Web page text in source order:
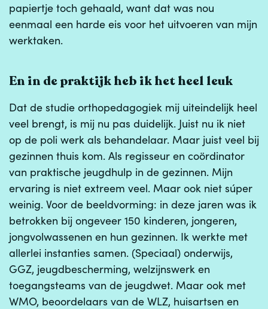
papiertje toch gehaald, want dat was nou
eenmaal een harde eis voor het uitvoeren van mijn
werktaken.
En in de praktijk heb ik het heel leuk
Dat de studie orthopedagogiek mij uiteindelijk heel
veel brengt, is mij nu pas duidelijk. Juist nu ik niet
op de poli werk als behandelaar. Maar juist veel bij
gezinnen thuis kom. Als regisseur en coördinator
van praktische jeugdhulp in de gezinnen. Mijn
ervaring is niet extreem veel. Maar ook niet súper
weinig. Voor de beeldvorming: in deze jaren was ik
betrokken bij ongeveer 150 kinderen, jongeren,
jongvolwassenen en hun gezinnen. Ik werkte met
allerlei instanties samen. (Speciaal) onderwijs,
GGZ, jeugdbescherming, welzijnswerk en
toegangsteams van de jeugdwet. Maar ook met
WMO, beoordelaars van de WLZ, huisartsen en